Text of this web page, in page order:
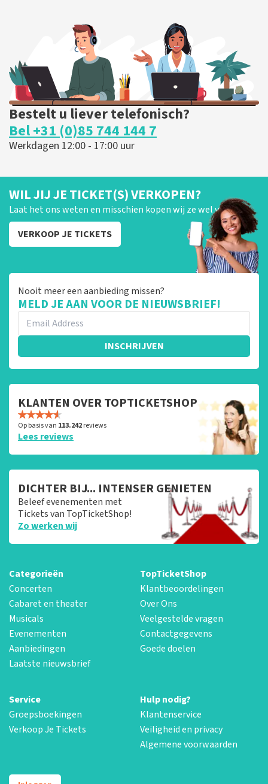
Bestelt u liever telefonisch?
Bel +31 (0)85 744 144 7
Werkdagen 12:00 - 17:00 uur
WIL JIJ JE TICKET(S) VERKOPEN?
Laat het ons weten en misschien kopen wij ze wel van je!
VERKOOP JE TICKETS
Nooit meer een aanbieding missen?
MELD JE AAN VOOR DE NIEUWSBRIEF!
INSCHRIJVEN
KLANTEN OVER TOPTICKETSHOP
Op basis van 113.242reviews
Lees reviews
DICHTER BIJ... INTENSER GENIETEN
Beleef evenementen met
Tickets van TopTicketShop!
Zo werken wij
Categorieën
Concerten
Cabaret en theater
Musicals
Evenementen
Aanbiedingen
Laatste nieuwsbrief
TopTicketShop
Klantbeoordelingen
Over Ons
Veelgestelde vragen
Contactgegevens
Goede doelen
Service
Groepsboekingen
Verkoop Je Tickets
Hulp nodig?
Klantenservice
Veiligheid en privacy
Algemene voorwaarden